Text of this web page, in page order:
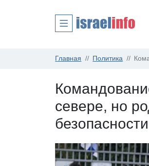
Главная Политика
севере, но
безопасности